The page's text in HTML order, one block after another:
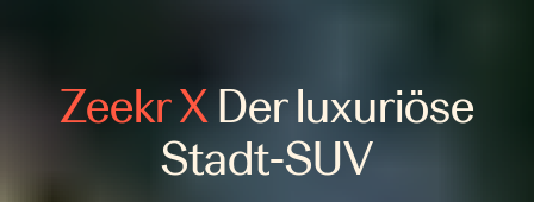
Zeekr XDer luxuriöse
Stadt-SUV